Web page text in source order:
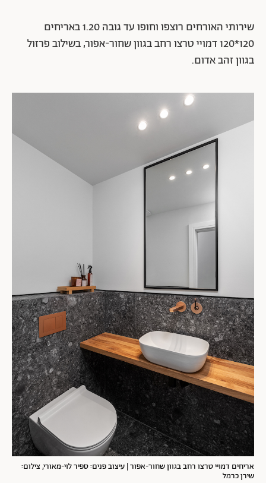
שירותי האורחים רוצפו וחופו עד גובה 1.20 באריחים
120*120 דמויי טרצו רחב בגוון שחור-אפור, בשילוב פרזול
בגוון זהב אדום.
אריחים דמויי טרצו רחב בגוון שחור-אפור| עיצוב פנים: ספיר לוי-מאורי, צילום:
שירן כרמל